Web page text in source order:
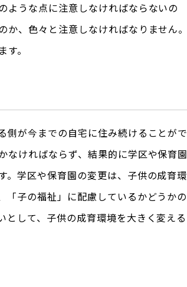
ような点に注意しなければならないの
、色々と注意しなければなりません。
。
側が今までの自宅に住み続けることがで
なければならず、結果的に学区や保育園
。学区や保育園の変更は、子供の成育環
「子の福祉」に配慮しているかどうかの
して、子供の成育環境を大きく変える